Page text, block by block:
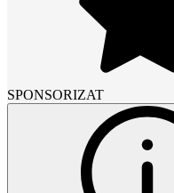
SPONSORIZAT